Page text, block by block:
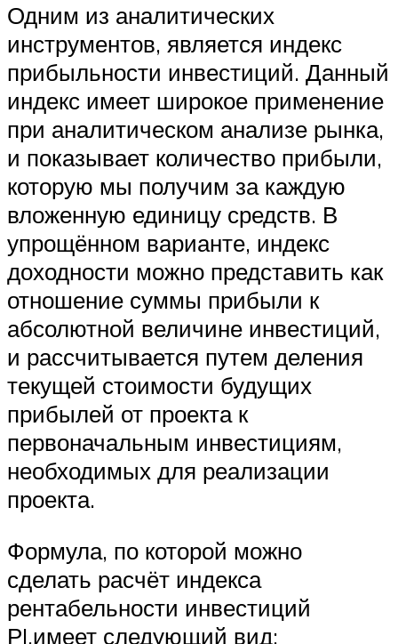
Одним из аналитических
инструментов, является индекс
прибыльности инвестиций. Данный
индекс имеет широкое применение
при аналитическом анализе рынка,
и показывает количество прибыли,
которую мы получим за каждую
вложенную единицу средств. В
упрощённом варианте, индекс
доходности можно представить как
отношение суммы прибыли к
абсолютной величине инвестиций,
и рассчитывается путем деления
текущей стоимости будущих
прибылей от проекта к
первоначальным инвестициям,
необходимых для реализации
проекта.
Формула, по которой можно
сделать расчёт индекса
рентабельности инвестиций
РI,имеет следующий вид: